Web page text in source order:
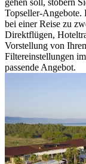
gehen soll, stöbern
Topseller-Angebote.
bei einer Reise zu
Direktflügen,
Vorstellung von
Filtereinstellungen
passende Angebot.